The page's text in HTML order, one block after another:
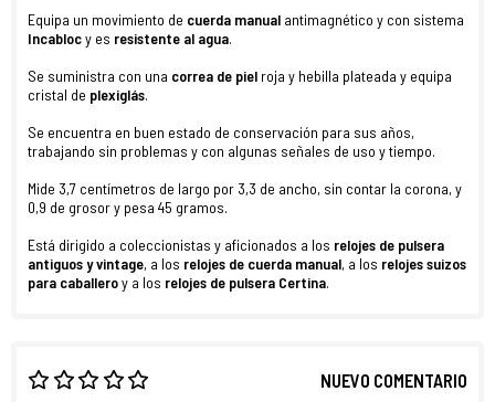
Equipa un movimiento de cuerda manual antimagnético y con sistema
Incablocy es resistente al agua.
Se suministra con una correa de piel roja y hebilla plateada y equipa
cristal de plexiglás.
Se encuentra en buen estado de conservación para sus años,
trabajando sin problemas y con algunas señales de uso y tiempo.
Mide 3,7 centímetros de largo por 3,3 de ancho, sin contar la corona, y
0,9 de grosor y pesa 45 gramos.
Está dirigido a coleccionistas y aficionados a los relojes de pulsera
antiguosy vintage, a los relojes de cuerda manual, a los relojes suizos
para caballeroy a los relojes de pulsera Certina.
NUEVO COMENTARIO